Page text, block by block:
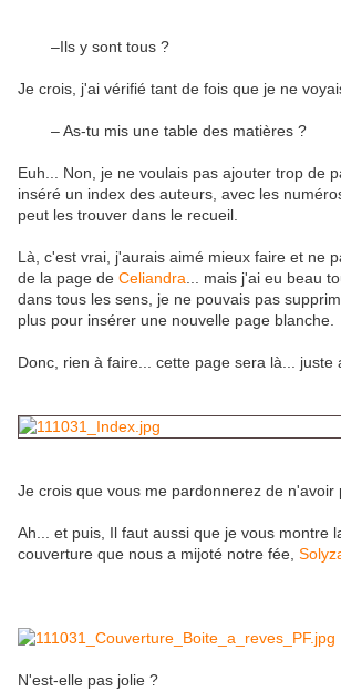
–Ils y sont tous ?
Je crois, j'ai vérifié tant de fois que je ne
– As-tu mis une table des matières ?
Euh... Non, je ne voulais pas ajouter trop de
inséré un index des auteurs , avec les
peut les trouver dans le recueil.
Là, c'est vrai, j'aurais aimé mieux faire et ne
de la page de Celiandra ... mais j'ai eu beau
dans tous les sens, je ne pouvais pas
plus pour insérer une nouvelle page blanche.
Donc, rien à faire... cette page sera là... juste
Je crois que vous me pardonnerez de n'avoir
Ah... et puis, Il faut aussi que je vous montre
couverture que nous a mijoté notre fée,
N'est-elle pas jolie ?